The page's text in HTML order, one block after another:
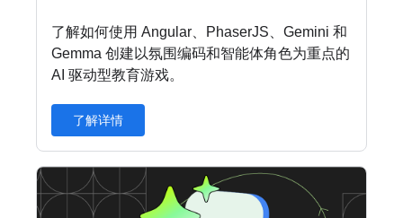
了解如何使用 Angular、PhaserJS、Gemini 和
Gemma 创建以氛围编码和智能体角色为重点的
AI 驱动型教育游戏。
了解详情